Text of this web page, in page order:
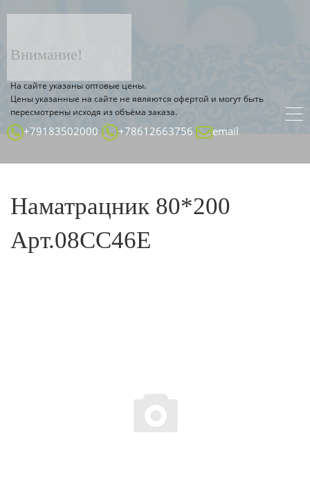
+79183502000 +78612663756 email
ТОВАР ДЕТАЛЬНО
Внимание!
На сайте указаны оптовые цены.
Цены указанные на сайте не являются офертой и могут быть
пересмотрены исходя из объёма заказа.
Наматрацник 80*200
Арт.08СС46Е